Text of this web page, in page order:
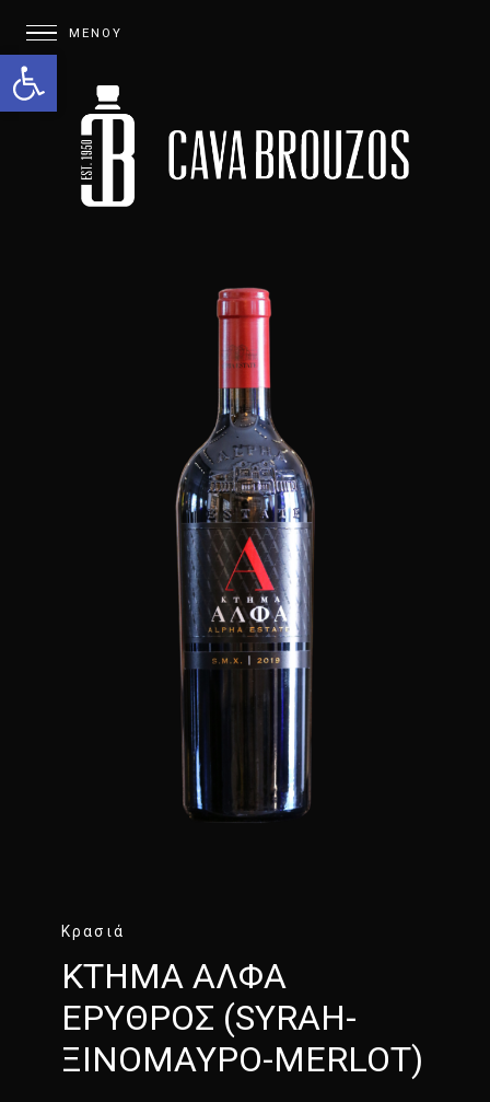
Open toolbar
Κρασιά
ΚΤΗΜΑ ΑΛΦΑ
ΕΡΥΘΡΟΣ (SYRAH-
ΞΙΝΟΜΑΥΡΟ-MERLOT)